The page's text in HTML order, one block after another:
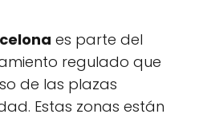
es parte del
regulado que
de las plazas
Estas zonas están